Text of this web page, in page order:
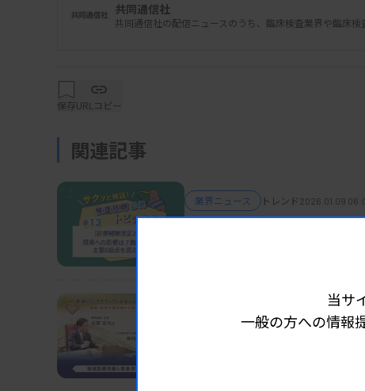
共同通信社
共同通信社の配信ニュースのうち、臨床検査業界や臨床検
保存URLコピー
関連記事
業界ニュース トレンド 2026.01.09
トレンド 2026.01.09
地域医療再編と検査体制の
当サ
一般の方への情報